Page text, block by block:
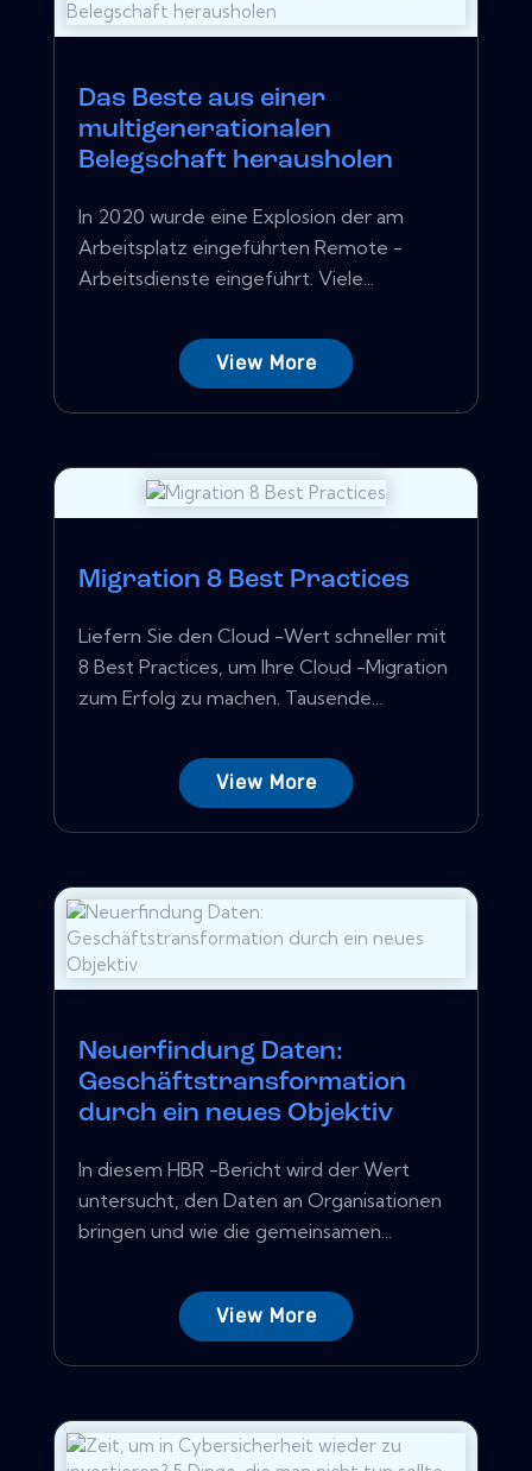
Das Beste aus einer
multigenerationalen
Belegschaft herausholen
In 2020 wurde eine Explosion der am
Arbeitsplatz eingeführten Remote -
Arbeitsdienste eingeführt. Viele...
View More
Migration 8 Best Practices
Liefern Sie den Cloud -Wert schneller mit
8 Best Practices, um Ihre Cloud -Migration
zum Erfolg zu machen. Tausende...
View More
Neuerfindung Daten:
Geschäftstransformation
durch ein neues Objektiv
In diesem HBR -Bericht wird der Wert
untersucht, den Daten an Organisationen
bringen und wie die gemeinsamen...
View More